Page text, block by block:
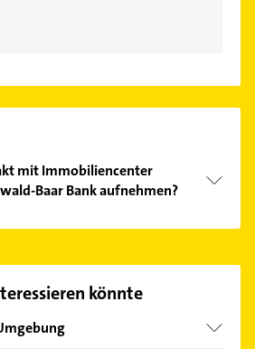
mit Immobiliencenter
Baar Bank aufnehmen?
Sie alleKontaktdaten
könnte